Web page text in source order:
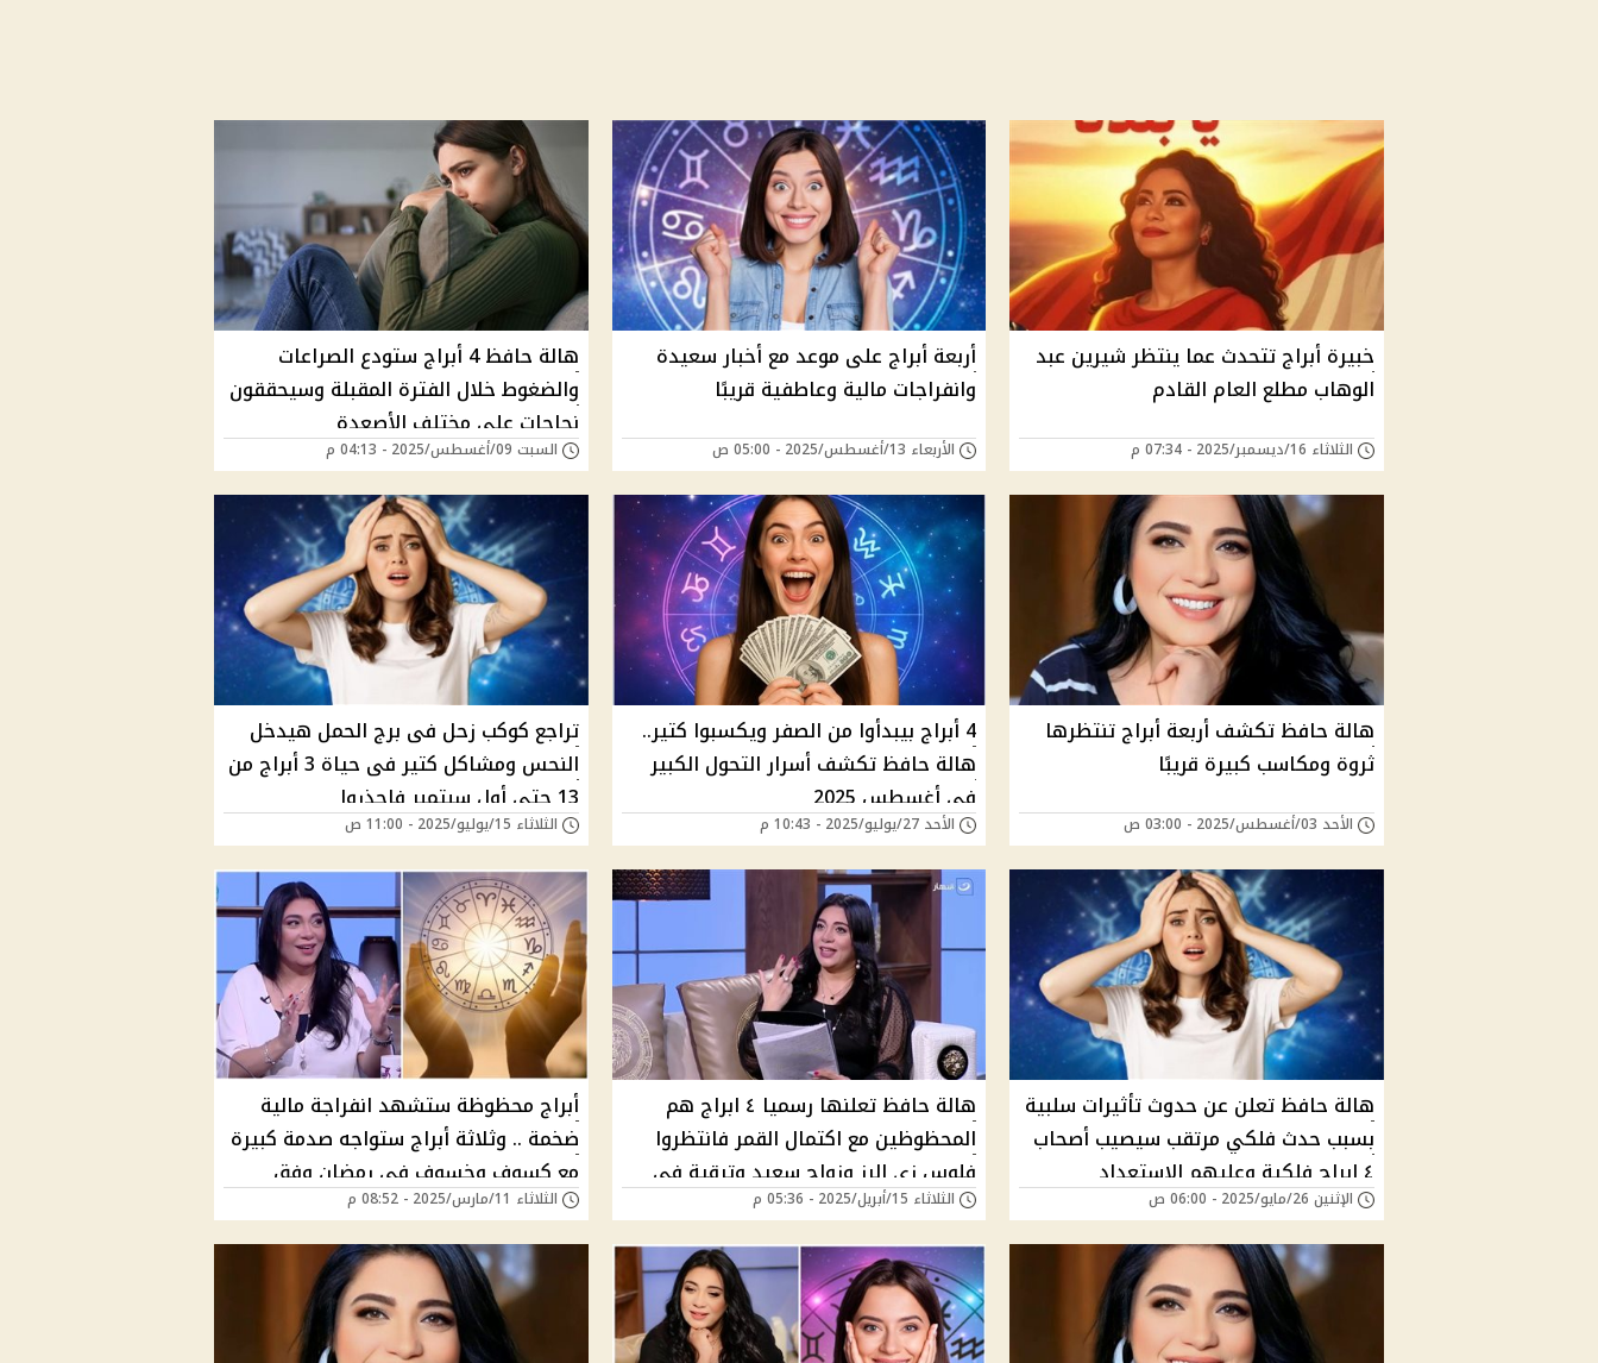
خبيرة أبراج تتحدث عما ينتظر شيرين عبد
الوهاب مطلع العام القادم
الثلاثاء 16/ديسمبر/2025 - 07:34 م
أربعة أبراج على موعد مع أخبار سعيدة
وانفراجات مالية وعاطفية قريبًا
الأربعاء 13/أغسطس/2025 - 05:00 ص
هالة حافظ 4 أبراج ستودع الصراعات
والضغوط خلال الفترة المقبلة وسيحققون
نجاحات على مختلف الأصعدة
السبت 09/أغسطس/2025 - 04:13 م
هالة حافظ تكشف أربعة أبراج تنتظرها
ثروة ومكاسب كبيرة قريبًا
الأحد 03/أغسطس/2025 - 03:00 ص
4 أبراج بيبدأوا من الصفر ويكسبوا كتير..
هالة حافظ تكشف أسرار التحول الكبير
في أغسطس 2025
الأحد 27/يوليو/2025 - 10:43 م
تراجع كوكب زحل فى برج الحمل هيدخل
النحس ومشاكل كتير فى حياة 3 أبراج من
13 حتى أول سبتمبر فاحذروا
الثلاثاء 15/يوليو/2025 - 11:00 ص
هالة حافظ تعلن عن حدوث تأثيرات سلبية
بسبب حدث فلكي مرتقب سيصيب أصحاب
٤ ابراج فلكية وعليهم الاستعداد
للصدامات وخسارة فلوس
الإثنين 26/مايو/2025 - 06:00 ص
هالة حافظ تعلنها رسميا ٤ ابراج هم
المحظوظين مع اكتمال القمر فانتظروا
فلوس زى الرز وزواج سعيد وترقية فى
العمل...يابختهم
الثلاثاء 15/أبريل/2025 - 05:36 م
أبراج محظوظة ستشهد انفراجة مالية
ضخمة .. وثلاثة أبراج ستواجه صدمة كبيرة
مع كسوف وخسوف في رمضان وفق
توقعات هالة حافظ يارب تكون من
المحظوظين
الثلاثاء 11/مارس/2025 - 08:52 م